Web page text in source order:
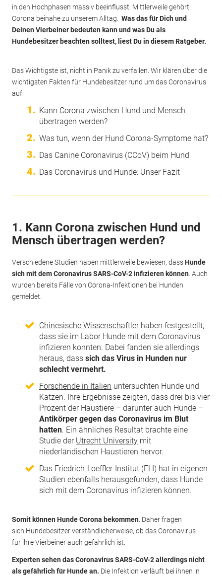
in den Hochphasen massiv beeinflusst. Mittlerweile gehört
Corona beinahe zu unserem Alltag. Was das für Dich und
Deinen Vierbeiner bedeuten kann und was Du als
Hundebesitzer beachten solltest, liest Du in diesem Ratgeber.
Das Wichtigste ist, nicht in Panik zu verfallen. Wir klären über die
wichtigsten Fakten für Hundebesitzer rund um das Coronavirus
auf:
Kann Corona zwischen Hund und Mensch
übertragen werden?
Was tun, wenn der Hund Corona-Symptome hat?
Das Canine Coronavirus (CCoV) beim Hund
Das Coronavirus und Hunde: Unser Fazit
1. Kann Corona zwischen Hund und
Mensch übertragen werden?
Verschiedene Studien haben mittlerweile bewiesen, dassHunde
sich mit dem Coronavirus SARS-CoV-2 infizieren können . Auch
wurden bereits Fälle von Corona-Infektionen bei Hunden
gemeldet.
Chinesische Wissenschaftlerhaben festgestellt,
dass sie im Labor Hunde mit dem Coronavirus
infizieren konnten. Dabei fanden sie allerdings
heraus, dass sich das Virus in Hunden nur
schlecht vermehrt.
Forschende in Italien untersuchten Hunde und
Katzen. Ihre Ergebnisse zeigten, dass drei bis vier
Prozent der Haustiere – darunter auch Hunde –
Antikörper gegen das Coronavirus im Blut
hatten. Ein ähnliches Resultat brachte eine
Studie der Utrecht University mit
niederländischen Haustieren hervor.
Das Friedrich-Loeffler-Institut (FLI) hat in eigenen
Studien ebenfalls herausgefunden, dass Hunde
sich mit dem Coronavirus infizieren können.
Somit können Hunde Corona bekommen . Daher fragen
sich Hundebesitzer verständlicherweise, ob das Coronavirus
für ihre Vierbeiner auch gefährlich ist.
Experten sehen das Coronavirus SARS-CoV-2 allerdings nicht
als gefährlich für Hunde an. Die Infektion verläuft bei ihnen in